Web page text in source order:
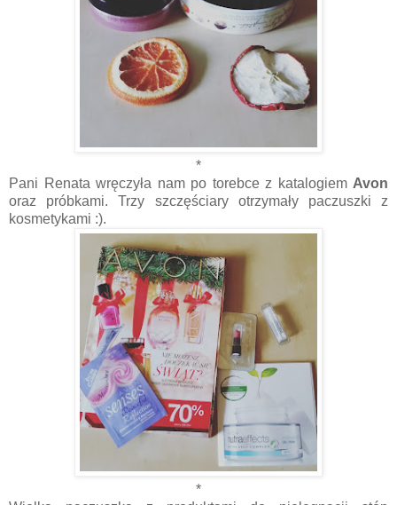
*
Pani Renata wręczyła nam po torebce z katalogiem Avon
oraz próbkami. Trzy szczęściary otrzymały paczuszki z
kosmetykami :).
*